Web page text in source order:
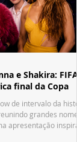
e Shakira: FIFA
final da Copa
de intervalo da
grandes nomes
apresentação